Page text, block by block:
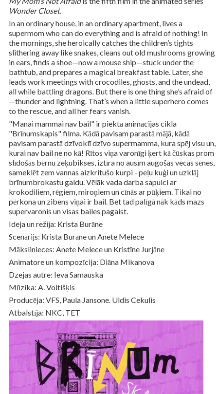
Wonder Closet.
In an ordinary house, in an ordinary apartment, lives a
supermom who can do everything and is afraid of nothing! In
the mornings, she heroically catches the children’s tights
slithering away like snakes, cleans out old mushrooms growing
in ears, finds a shoe—now a mouse ship—stuck under the
bathtub, and prepares a magical breakfast table. Later, she
leads work meetings with crocodiles, ghosts, and the undead,
all while battling dragons. But there is one thing she’s afraid of
—thunder and lightning. That’s when a little superhero comes
to the rescue, and all her fears vanish.
"Manai mammai nav bail" ir piektā animācijas cikla
"Brīnumskapis" filma. Kādā pavisam parastā mājā, kādā
pavisam parastā dzīvoklī dzīvo supermamma, kura spēj visu un,
kurai nav bail ne no kā! Rītos viņa varonīgi ķert kā čūskas prom
slīdošās bērnu zeķubikses, iztīra no ausīm augošās vecās sēnes,
sameklēt zem vannas aizkritušo kurpi - peļu kuģi un uzklāj
brīnumbrokastu galdu. Vēlāk vada darba sapulci ar
krokodiliem, rēgiem, miroņiem un cīnās ar pūķiem. Tikai no
pērkona un zibens viņai ir bail. Bet tad palīgā nāk kāds mazs
supervaronis un visas bailes pagaist.
Ideja un režija: Krista Burāne
Scenārijs: Krista Burāne un Anete Melece
Mākslinieces: Anete Melece un Kristīne Jurjāne
Animatore un kompozīcija: Diāna Mikanova
Dzejas autre: Ieva Samauska
Mūzika: A. Voitišķis
Producēja: VFS, Paula Jansone. Uldis Cekulis
Atbalstīja: NKC, TET